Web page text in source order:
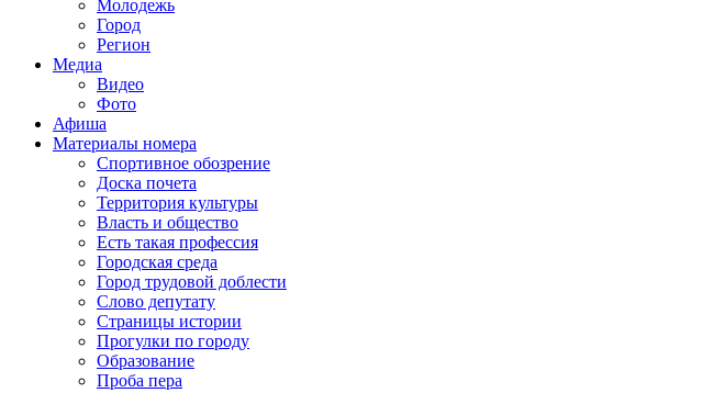
Молодежь
Город
Регион
Медиа
Видео
Фото
Афиша
Материалы номера
Спортивное обозрение
Доска почета
Территория культуры
Власть и общество
Есть такая профессия
Городская среда
Город трудовой доблести
Слово депутату
Страницы истории
Прогулки по городу
Образование
Проба пера